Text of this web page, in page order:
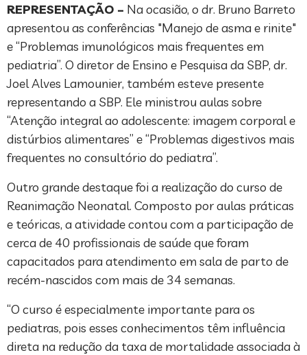
REPRESENTAÇÃO – Na ocasião, o dr. Bruno Barreto
apresentou as conferências "Manejo de asma e rinite"
e “Problemas imunológicos mais frequentes em
pediatria”. O diretor de Ensino e Pesquisa da SBP, dr.
Joel Alves Lamounier, também esteve presente
representando a SBP. Ele ministrou aulas sobre
“Atenção integral ao adolescente: imagem corporal e
distúrbios alimentares” e “Problemas digestivos mais
frequentes no consultório do pediatra”.
Outro grande destaque foi a realização do curso de
Reanimação Neonatal. Composto por aulas práticas
e teóricas, a atividade contou com a participação de
cerca de 40 profissionais de saúde que foram
capacitados para atendimento em sala de parto de
recém-nascidos com mais de 34 semanas.
“O curso é especialmente importante para os
pediatras, pois esses conhecimentos têm influência
direta na redução da taxa de mortalidade associada à